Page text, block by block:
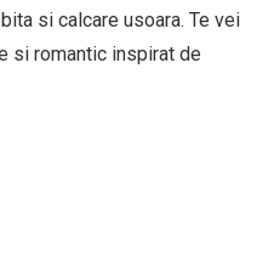
si calcare usoara. Te vei
si romantic inspirat de